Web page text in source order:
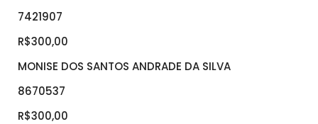
7421907
R$300,00
MONISE DOS SANTOS ANDRADE DA SILVA
8670537
R$300,00